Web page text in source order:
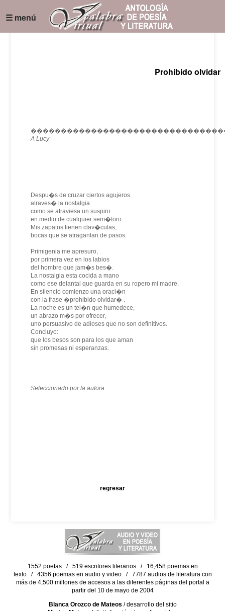
☰ menú
Prohibido olvidar
A Lucy
Despu�s de cruzar ciertos agujeros
atraves� la nostalgia
como se atraviesa un suspiro
en medio de cualquier sem�foro.
Mis zapatos tienen clav�culas,
bocas que se atragantan de pasos.
Primigenia me apresuro,
por primera vez en los labios
del hombre que jam�s bes�.
La nostalgia esta cocida a mano
como ese delantal que guarda en su ropero mi madre.
En silencio comienzo una oraci�n
con la frase �prohibido olvidar� .
La noche es un tel�n que humedece,
un abrazo m�s por ofrecer,
uno persuasivo de adioses que no son definitivos.
Concluyo:
que los besos son para los que aman
sin promesas ni esperanzas.
Seleccionado por la autora
regresar
1552 poetas / 519 escritores literarios / 16,458 poemas en
texto / 4356 poemas en audio y video / 7787 audios de literatura con
más de 4,500 millones de accesos a las diferentes páginas del portal a
partir del 10 de mayo de 2004
Blanca Orozco de Mateos / desarrollo del sitio